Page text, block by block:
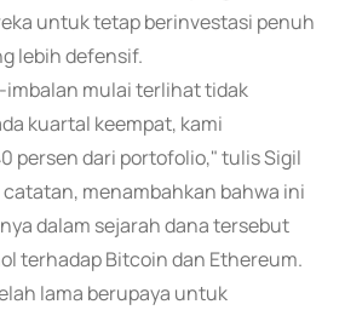
untuk tetap berinvestasi penuh
lebih defensif.
imbalan mulai terlihat tidak
kuartal keempat, kami
persen dari portofolio," tulis Sigil
menambahkan bahwa ini
dalam sejarah dana tersebut
terhadap Bitcoin dan Ethereum.
lama berupaya untuk